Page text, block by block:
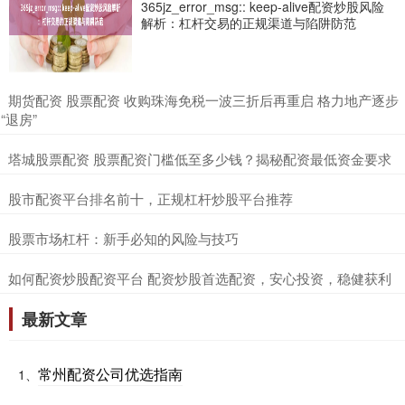
365jz_error_msg:: keep-alive配资炒股风险
解析：杠杆交易的正规渠道与陷阱防范
​期货配资 股票配资 收购珠海免税一波三折后再重启 格力地产逐步
“退房”
​塔城股票配资 股票配资门槛低至多少钱？揭秘配资最低资金要求
​股市配资平台排名前十，正规杠杆炒股平台推荐
​股票市场杠杆：新手必知的风险与技巧
​如何配资炒股配资平台 配资炒股首选配资，安心投资，稳健获利
最新文章
1、 常州配资公司优选指南